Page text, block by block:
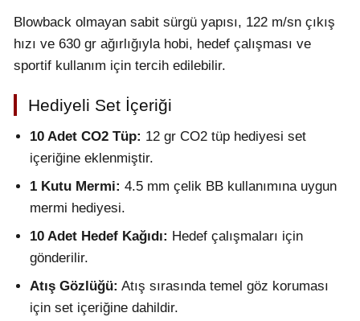
Blowback olmayan sabit sürgü yapısı, 122 m/sn çıkış
hızı ve 630 gr ağırlığıyla hobi, hedef çalışması ve
sportif kullanım için tercih edilebilir.
Hediyeli Set İçeriği
10 Adet CO2 Tüp: 12 gr CO2 tüp hediyesi set
içeriğine eklenmiştir.
1 Kutu Mermi: 4.5 mm çelik BB kullanımına uygun
mermi hediyesi.
10 Adet Hedef Kağıdı: Hedef çalışmaları için
gönderilir.
Atış Gözlüğü: Atış sırasında temel göz koruması
için set içeriğine dahildir.